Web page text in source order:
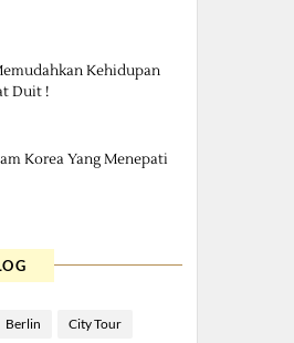
Kehidupan
Duit !
Korea Yang Menepati
Berlin City Tour